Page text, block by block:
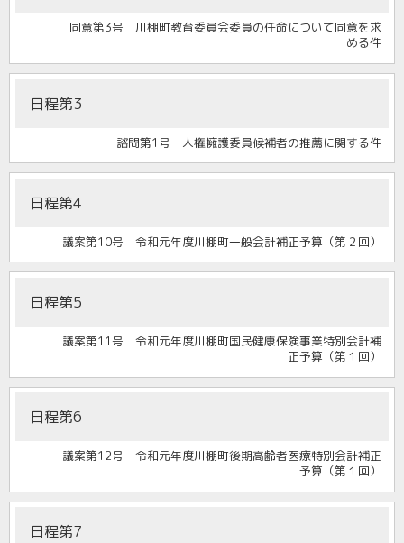
同意第3号 川棚町教育委員会委員の任命について同意を求
める件
日程第3
諮問第1号 人権擁護委員候補者の推薦に関する件
日程第4
議案第10号 令和元年度川棚町一般会計補正予算（第２回）
日程第5
議案第11号 令和元年度川棚町国民健康保険事業特別会計補
正予算（第１回）
日程第6
議案第12号 令和元年度川棚町後期高齢者医療特別会計補正
予算（第１回）
日程第7